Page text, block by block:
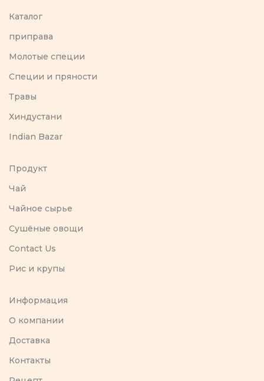
Каталог
приправа
Молотые специи
Специи и пряности
Травы
Хиндустани
Indian Bazar
Продукт
Чай
Чайное сырье
Сушёные овощи
Contact Us
Рис и крупы
Информация
O компании
Доставка
Контакты